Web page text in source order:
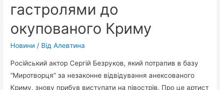
гастролями до
окупованого Криму
Новини / ВідАлевтина
Російський актор Сергій Безруков, який потрапив в базу
“Миротворця” за незаконне відвідування анексованого
Криму, знову прибув виступати на півострів. Про це артист